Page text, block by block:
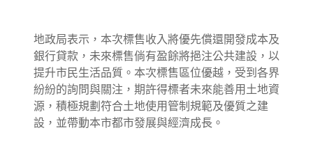
地政局表示，本次標售收入將優先償還開發成本及
銀行貸款，未來標售倘有盈餘將挹注公共建設，以
提升市民生活品質。本次標售區位優越，受到各界
紛紛的詢問與關注，期許得標者未來能善用土地資
源，積極規劃符合土地使用管制規範及優質之建
設，並帶動本市都市發展與經濟成長。